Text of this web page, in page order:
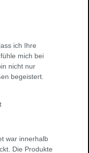
ich Ihre
mich bei
nicht nur
begeistert.
war innerhalb
Die Produkte